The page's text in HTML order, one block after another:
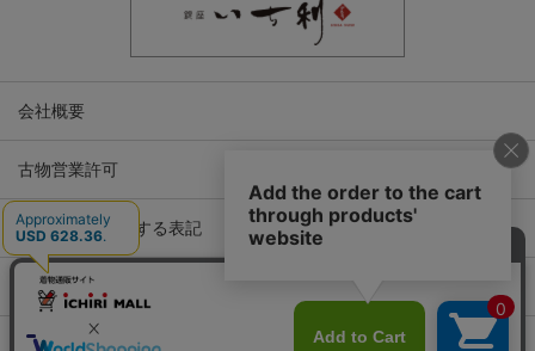
会社概要
古物営業許可
特定商取引に関する表記
プライバシーポリシー